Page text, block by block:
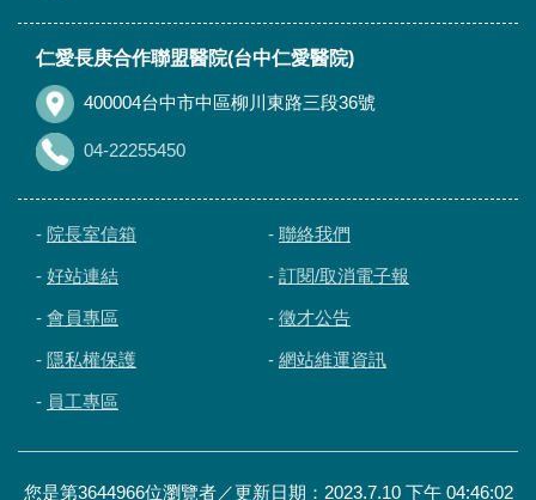
仁愛長庚合作聯盟醫院(台中仁愛醫院)
400004台中市中區柳川東路三段36號
04-22255450
- 院長室信箱 - 聯絡我們
- 好站連結 - 訂閱/取消電子報
- 會員專區 - 徵才公告
- 隱私權保護 - 網站維運資訊
- 員工專區
您是第3644966位瀏覽者／更新日期：2023.7.10 下午 04:46:02